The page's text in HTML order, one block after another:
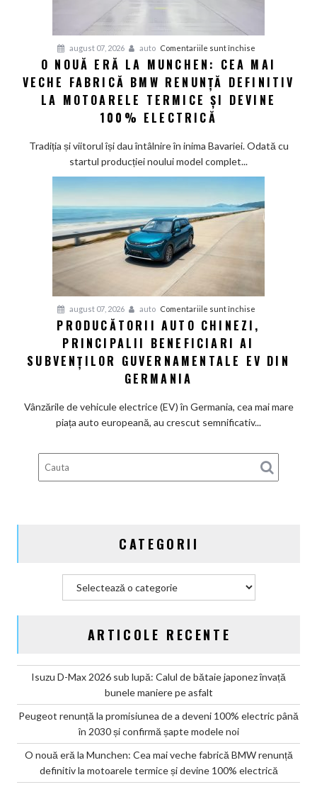
șapte
noi
august 07, 2026 auto Comentariile sunt închise
O
nouă
eră
Cea
BMW
renunță
și
100%
O NOUĂ ERĂ LA MUNCHEN: CEA MAI
VECHE FABRICĂ BMW RENUNȚĂ DEFINITIV
LA MOTOARELE TERMICE ȘI DEVINE
100% ELECTRICĂ
Tradiția și viitorul își dau întâlnire în inima Bavariei. Odată cu
startul producției noului model complet...
august 07, 2026 auto Comentariile sunt închise
chinezi,
din
Germania
PRODUCĂTORII AUTO CHINEZI,
PRINCIPALII BENEFICIARI AI
SUBVENȚILOR GUVERNAMENTALE EV DIN
GERMANIA
Vânzările de vehicule electrice (EV) în Germania, cea mai mare
piața auto europeană, au crescut semnificativ...
CATEGORII
ARTICOLE RECENTE
Isuzu D-Max 2026 sub lupă: Calul de bătaie japonez învață
bunele maniere pe asfalt
Peugeot renunță la promisiunea de a deveni 100% electric până
în 2030 și confirmă șapte modele noi
O nouă eră la Munchen: Cea mai veche fabrică BMW renunță
definitiv la motoarele termice și devine 100% electrică